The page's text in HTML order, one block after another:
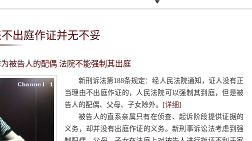
出庭作证并无不妥
被告人的配偶 法院不能强制其出庭
新刑诉法第188条规定：经人民法院通知，证人没有正
当理由不出庭作证的，人民法院可以强制其到庭，但是被
告人的配偶、父母、子女除外。[详细]
被告人的直系亲属只有在侦查、起诉阶段提供证据的
义务，却并没有出庭作证的义务。新刑事诉讼法考虑到强